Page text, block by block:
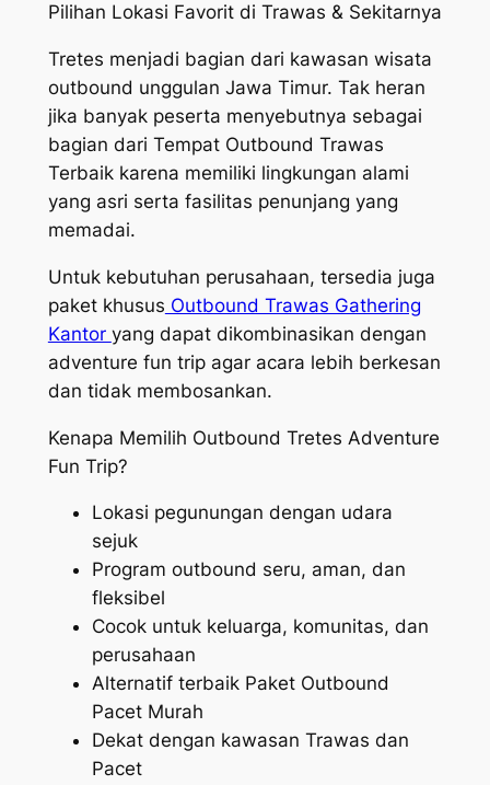
Pilihan Lokasi Favorit di Trawas & Sekitarnya
Tretes menjadi bagian dari kawasan wisata
outbound unggulan Jawa Timur. Tak heran
jika banyak peserta menyebutnya sebagai
bagian dari Tempat Outbound Trawas
Terbaik karena memiliki lingkungan alami
yang asri serta fasilitas penunjang yang
memadai.
Untuk kebutuhan perusahaan, tersedia juga
paket khusus Outbound Trawas Gathering
Kantor yang dapat dikombinasikan dengan
adventure fun trip agar acara lebih berkesan
dan tidak membosankan.
Kenapa Memilih Outbound Tretes Adventure
Fun Trip?
Lokasi pegunungan dengan udara
sejuk
Program outbound seru, aman, dan
fleksibel
Cocok untuk keluarga, komunitas, dan
perusahaan
Alternatif terbaik Paket Outbound
Pacet Murah
Dekat dengan kawasan Trawas dan
Pacet